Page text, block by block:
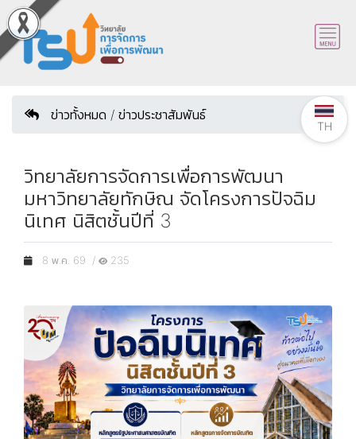
ข่าวทั้งหมด / ข่าวประชาสัมพันธ์
วิทยาลัยการจัดการเพื่อการพัฒนา
มหาวิทยาลัยทักษิณ จัดโครงการปัจฉิม
นิเทศ นิสิตชั้นปีที่ 3
8 พ.ค. 69 / 235
TH